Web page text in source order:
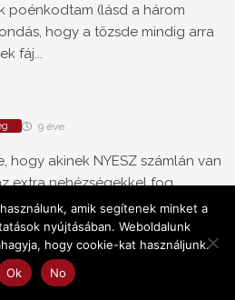
poénkodtam (lásd a három
hogy a tőzsde mindig arra
fáj...
9 éve
hogy akinek NYESZ számlán van
extra nehézségekkel fog
jogot eladni, vagy
vásárolni csak euroért lehet
amik segítenek minket a
nyújtásában. Weboldalunk
hogy cookie-kat használjunk.
Ok
No